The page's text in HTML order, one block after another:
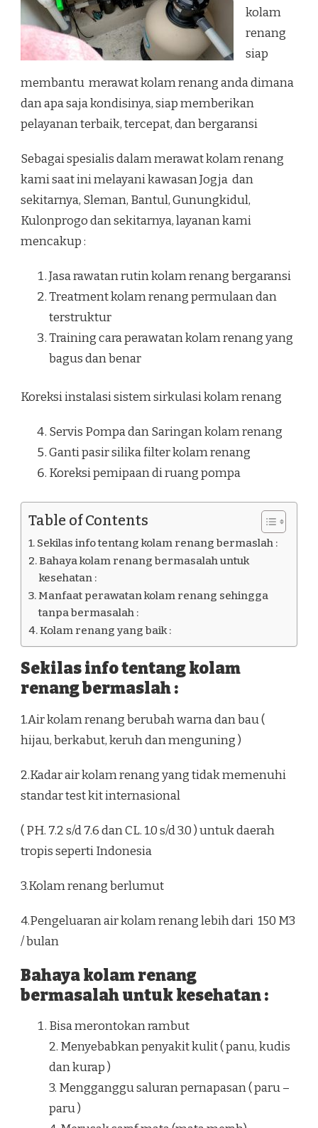
kolam
renang
siap
membantu merawat kolam renang anda dimana
dan apa saja kondisinya, siap memberikan
pelayanan terbaik, tercepat, dan bergaransi
Sebagai spesialis dalam merawat kolam renang
kami saat ini melayani kawasan Jogja dan
sekitarnya, Sleman, Bantul, Gunungkidul,
Kulonprogo dan sekitarnya, layanan kami
mencakup :
Jasa rawatan rutin kolam renang bergaransi
Treatment kolam renang permulaan dan
terstruktur
Training cara perawatan kolam renang yang
bagus dan benar
Koreksi instalasi sistem sirkulasi kolam renang
Servis Pompa dan Saringan kolam renang
Ganti pasir silika filter kolam renang
Koreksi pemipaan di ruang pompa
Table of Contents
Sekilas info tentang kolam renang bermaslah :
Bahaya kolam renang bermasalah untuk
kesehatan :
Manfaat perawatan kolam renang sehingga
tanpa bermasalah :
Kolam renang yang baik :
Sekilas info tentang kolam
renang bermaslah :
1.Air kolam renang berubah warna dan bau (
hijau, berkabut, keruh dan menguning )
2.Kadar air kolam renang yang tidak memenuhi
standar test kit internasional
( PH. 7.2 s/d 7.6 dan CL. 1.0 s/d 3.0 ) untuk daerah
tropis seperti Indonesia
3.Kolam renang berlumut
4.Pengeluaran air kolam renang lebih dari 150 M3
/ bulan
Bahaya kolam renang
bermasalah untuk kesehatan :
Bisa merontokan rambut
2. Menyebabkan penyakit kulit ( panu, kudis
dan kurap )
3. Mengganggu saluran pernapasan ( paru –
paru )